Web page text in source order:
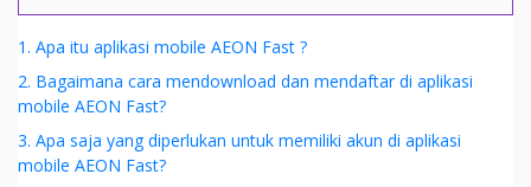
1. Apa itu aplikasi mobile AEON Fast ?
2. Bagaimana cara mendownload dan mendaftar di aplikasi
mobile AEON Fast?
3. Apa saja yang diperlukan untuk memiliki akun di aplikasi
mobile AEON Fast?